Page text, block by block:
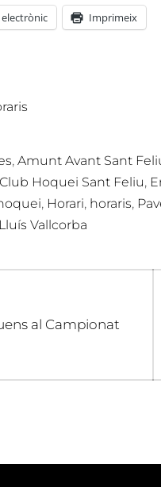
Imprimeix
, Amunt Avant Sant
Club Hoquei Sant Feliu,
, Horari, horaris,
Vallcorba
al Campionat